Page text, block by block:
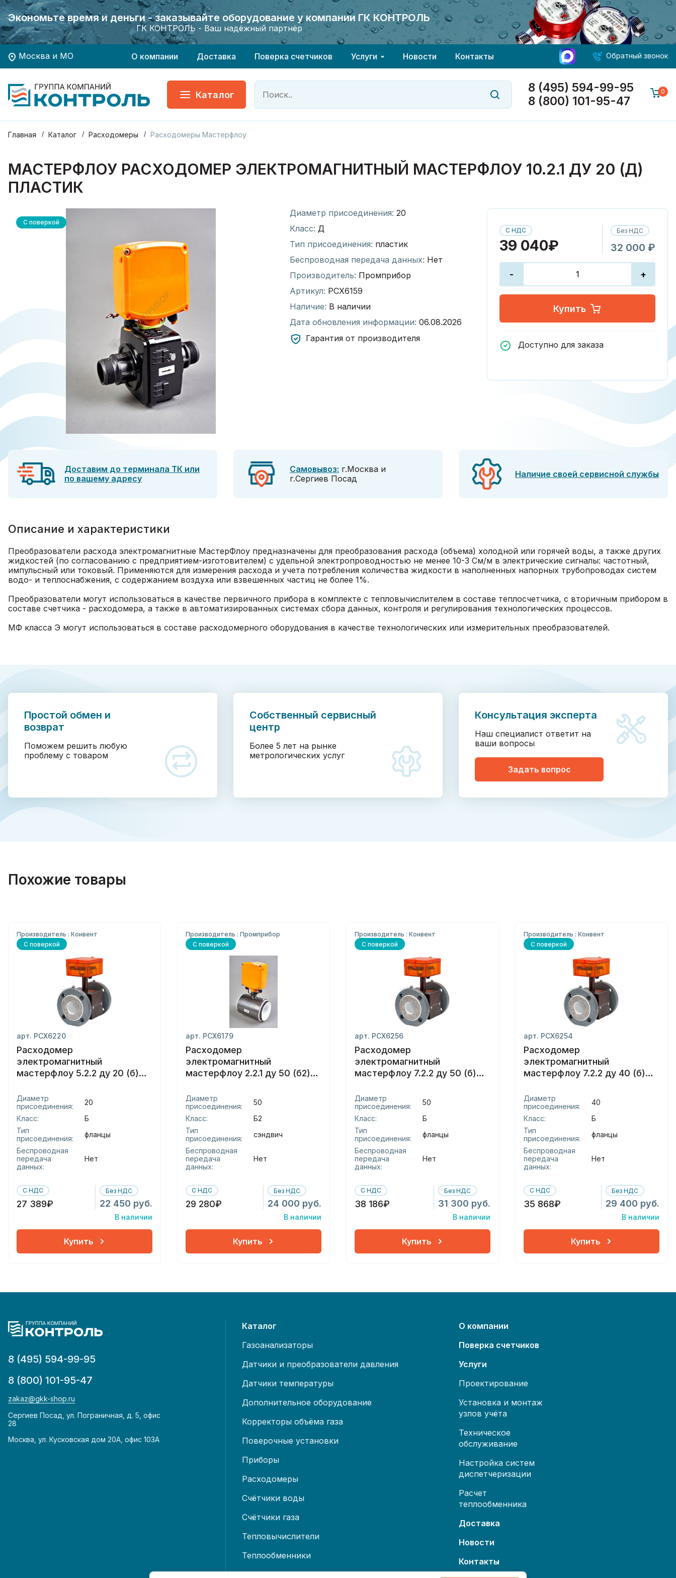
Экономьте время и деньги - заказывайте оборудование у компании ГК КОНТРОЛЬ
ГК КОНТРОЛЬ - Ваш надёжный партнёр
Хотите заказать поверку приборов учета?
Экономьте время и деньги - заказывайте оборудование у компании ГК КОНТРОЛЬ
ГК КОНТРОЛЬ - Ваш надёжный партнёр
Хотите заказать поверку приборов учета?
Москва и МО О компании Доставка Поверка счетчиков Услуги Новости Контакты Обратный звонок
Каталог
8 (495) 594-99-95
8 (800) 101-95-47
0
Главная Каталог Расходомеры Расходомеры Мастерфлоу
МАСТЕРФЛОУ РАСХОДОМЕР ЭЛЕКТРОМАГНИТНЫЙ МАСТЕРФЛОУ 10.2.1 ДУ 20 (Д)
ПЛАСТИК
С поверкой
Диаметр присоединения: 20
Класс: Д
Тип присоединения: пластик
Беспроводная передача данных: Нет
Производитель: Промприбор
Артикул: РСХ6159
Наличие: В наличии
Дата обновления информации: 06.08.2026
Гарантия от производителя
С НДС
39 040₽
Без НДС
32 000 ₽
- +
Купить
Доступно для заказа
Доставим до терминала ТК или
по вашему адресу
Самовывоз: г.Москва и
г.Сергиев Посад
Наличие своей сервисной службы
Описание и характеристики
Преобразователи расхода электромагнитные МастерФлоу предназначены для преобразования расхода (объема) холодной или горячей воды, а также других
жидкостей (по согласованию с предприятием-изготовителем) с удельной электропроводностью не менее 10-3 См/м в электрические сигналы: частотный,
импульсный или токовый. Применяются для измерения расхода и учета потребления количества жидкости в наполненных напорных трубопроводах систем
водо- и теплоснабжения, с содержанием воздуха или взвешенных частиц не более 1%.
Преобразователи могут использоваться в качестве первичного прибора в комплекте с тепловычислителем в составе теплосчетчика, с вторичным прибором в
составе счетчика - расходомера, а также в автоматизированных системах сбора данных, контроля и регулирования технологических процессов.
МФ класса Э могут использоваться в составе расходомерного оборудования в качестве технологических или измерительных преобразователей.
Простой обмен и
возврат
Поможем решить любую
проблему с товаром
Собственный сервисный
центр
Более 5 лет на рынке
метрологических услуг
Консультация эксперта
Наш специалист ответит на
ваши вопросы
Задать вопрос
Похожие товары
Производитель : Конвент
С поверкой
арт. РСХ6220
Расходомер
электромагнитный
мастерфлоу 5.2.2 ду 20 (б)
Диаметр
присоединения:
20
Класс:
Б
Тип
присоединения:
фланцы
Беспроводная
передача
данных:
Нет
С НДС
27 389₽
Без НДС
22 450 руб.
В наличии
Купить
Производитель : Промприбор
С поверкой
арт. РСХ6179
Расходомер
электромагнитный
мастерфлоу 2.2.1 ду 50 (б2)
Диаметр
присоединения:
50
Класс:
Б2
Тип
присоединения:
сэндвич
Беспроводная
передача
данных:
Нет
С НДС
29 280₽
Без НДС
24 000 руб.
В наличии
Купить
Производитель : Конвент
С поверкой
арт. РСХ6256
Расходомер
электромагнитный
мастерфлоу 7.2.2 ду 50 (б)
Диаметр
присоединения:
50
Класс:
Б
Тип
присоединения:
фланцы
Беспроводная
передача
данных:
Нет
С НДС
38 186₽
Без НДС
31 300 руб.
В наличии
Купить
Производитель : Конвент
С поверкой
арт. РСХ6254
Расходомер
электромагнитный
мастерфлоу 7.2.2 ду 40 (б)
Диаметр
присоединения:
40
Класс:
Б
Тип
присоединения:
фланцы
Беспроводная
передача
данных:
Нет
С НДС
35 868₽
Без НДС
29 400 руб.
В наличии
Купить
8 (495) 594-99-95
8 (800) 101-95-47
zakaz@gkk-shop.ru
Сергиев Посад, ул. Пограничная, д. 5, офис
28
Москва, ул. Кусковская дом 20А, офис 103А
Каталог
Газоанализаторы
Датчики и преобразователи давления
Датчики температуры
Дополнительное оборудование
Корректоры объёма газа
Поверочные установки
Приборы
Расходомеры
Счётчики воды
Счётчики газа
Тепловычислители
Теплообменники
Теплосчётчики
О компании
Поверка счетчиков
Услуги
Проектирование
Установка и монтаж
узлов учёта
Техническое
обслуживание
Настройка систем
диспетчеризации
Расчет
теплообменника
Доставка
Новости
Контакты